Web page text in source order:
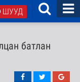
ШУУД
батлан